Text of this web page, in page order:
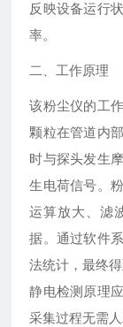
反映设备运行
率。
二、工作原理
该粉尘仪的工
颗粒在管道内
时与探头发生
生电荷信号。
运算放大、滤
据。通过软件
法统计，最终得
静电检测原理
采集过程无需